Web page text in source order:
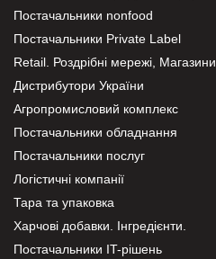
Постачальники nonfood
Постачальники Private Label
Retail. Роздрібні мережі, Магазини
Дистрибутори України
Агропромисловий комплекс
Постачальники обладнання
Постачальники послуг
Логістичні компанії
Тара та упаковка
Харчові добавки. Інгредієнти.
Постачальники IT-рішень